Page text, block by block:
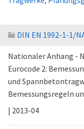
DIN EN 1992-1-1/
Nationaler Anhang -
Eurocode 2:
und
Bemessungsregeln
| 2013-04